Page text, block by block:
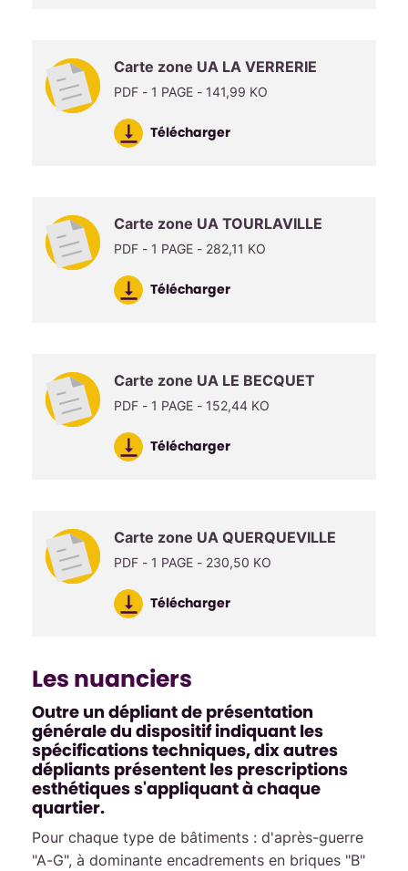
Carte zone UA LA VERRERIE
PDF - 1 PAGE - 141,99 KO
Télécharger
Carte zone UA TOURLAVILLE
PDF - 1 PAGE - 282,11 KO
Télécharger
Carte zone UA LE BECQUET
PDF - 1 PAGE - 152,44 KO
Télécharger
Carte zone UA QUERQUEVILLE
PDF - 1 PAGE - 230,50 KO
Télécharger
Les nuanciers
Outre un dépliant de présentation
générale du dispositif indiquant les
spécifications techniques, dix autres
dépliants présentent les prescriptions
esthétiques s'appliquant à chaque
quartier.
Pour chaque type de bâtiments : d'après-guerre
"A-G", à dominante encadrements en briques "B"